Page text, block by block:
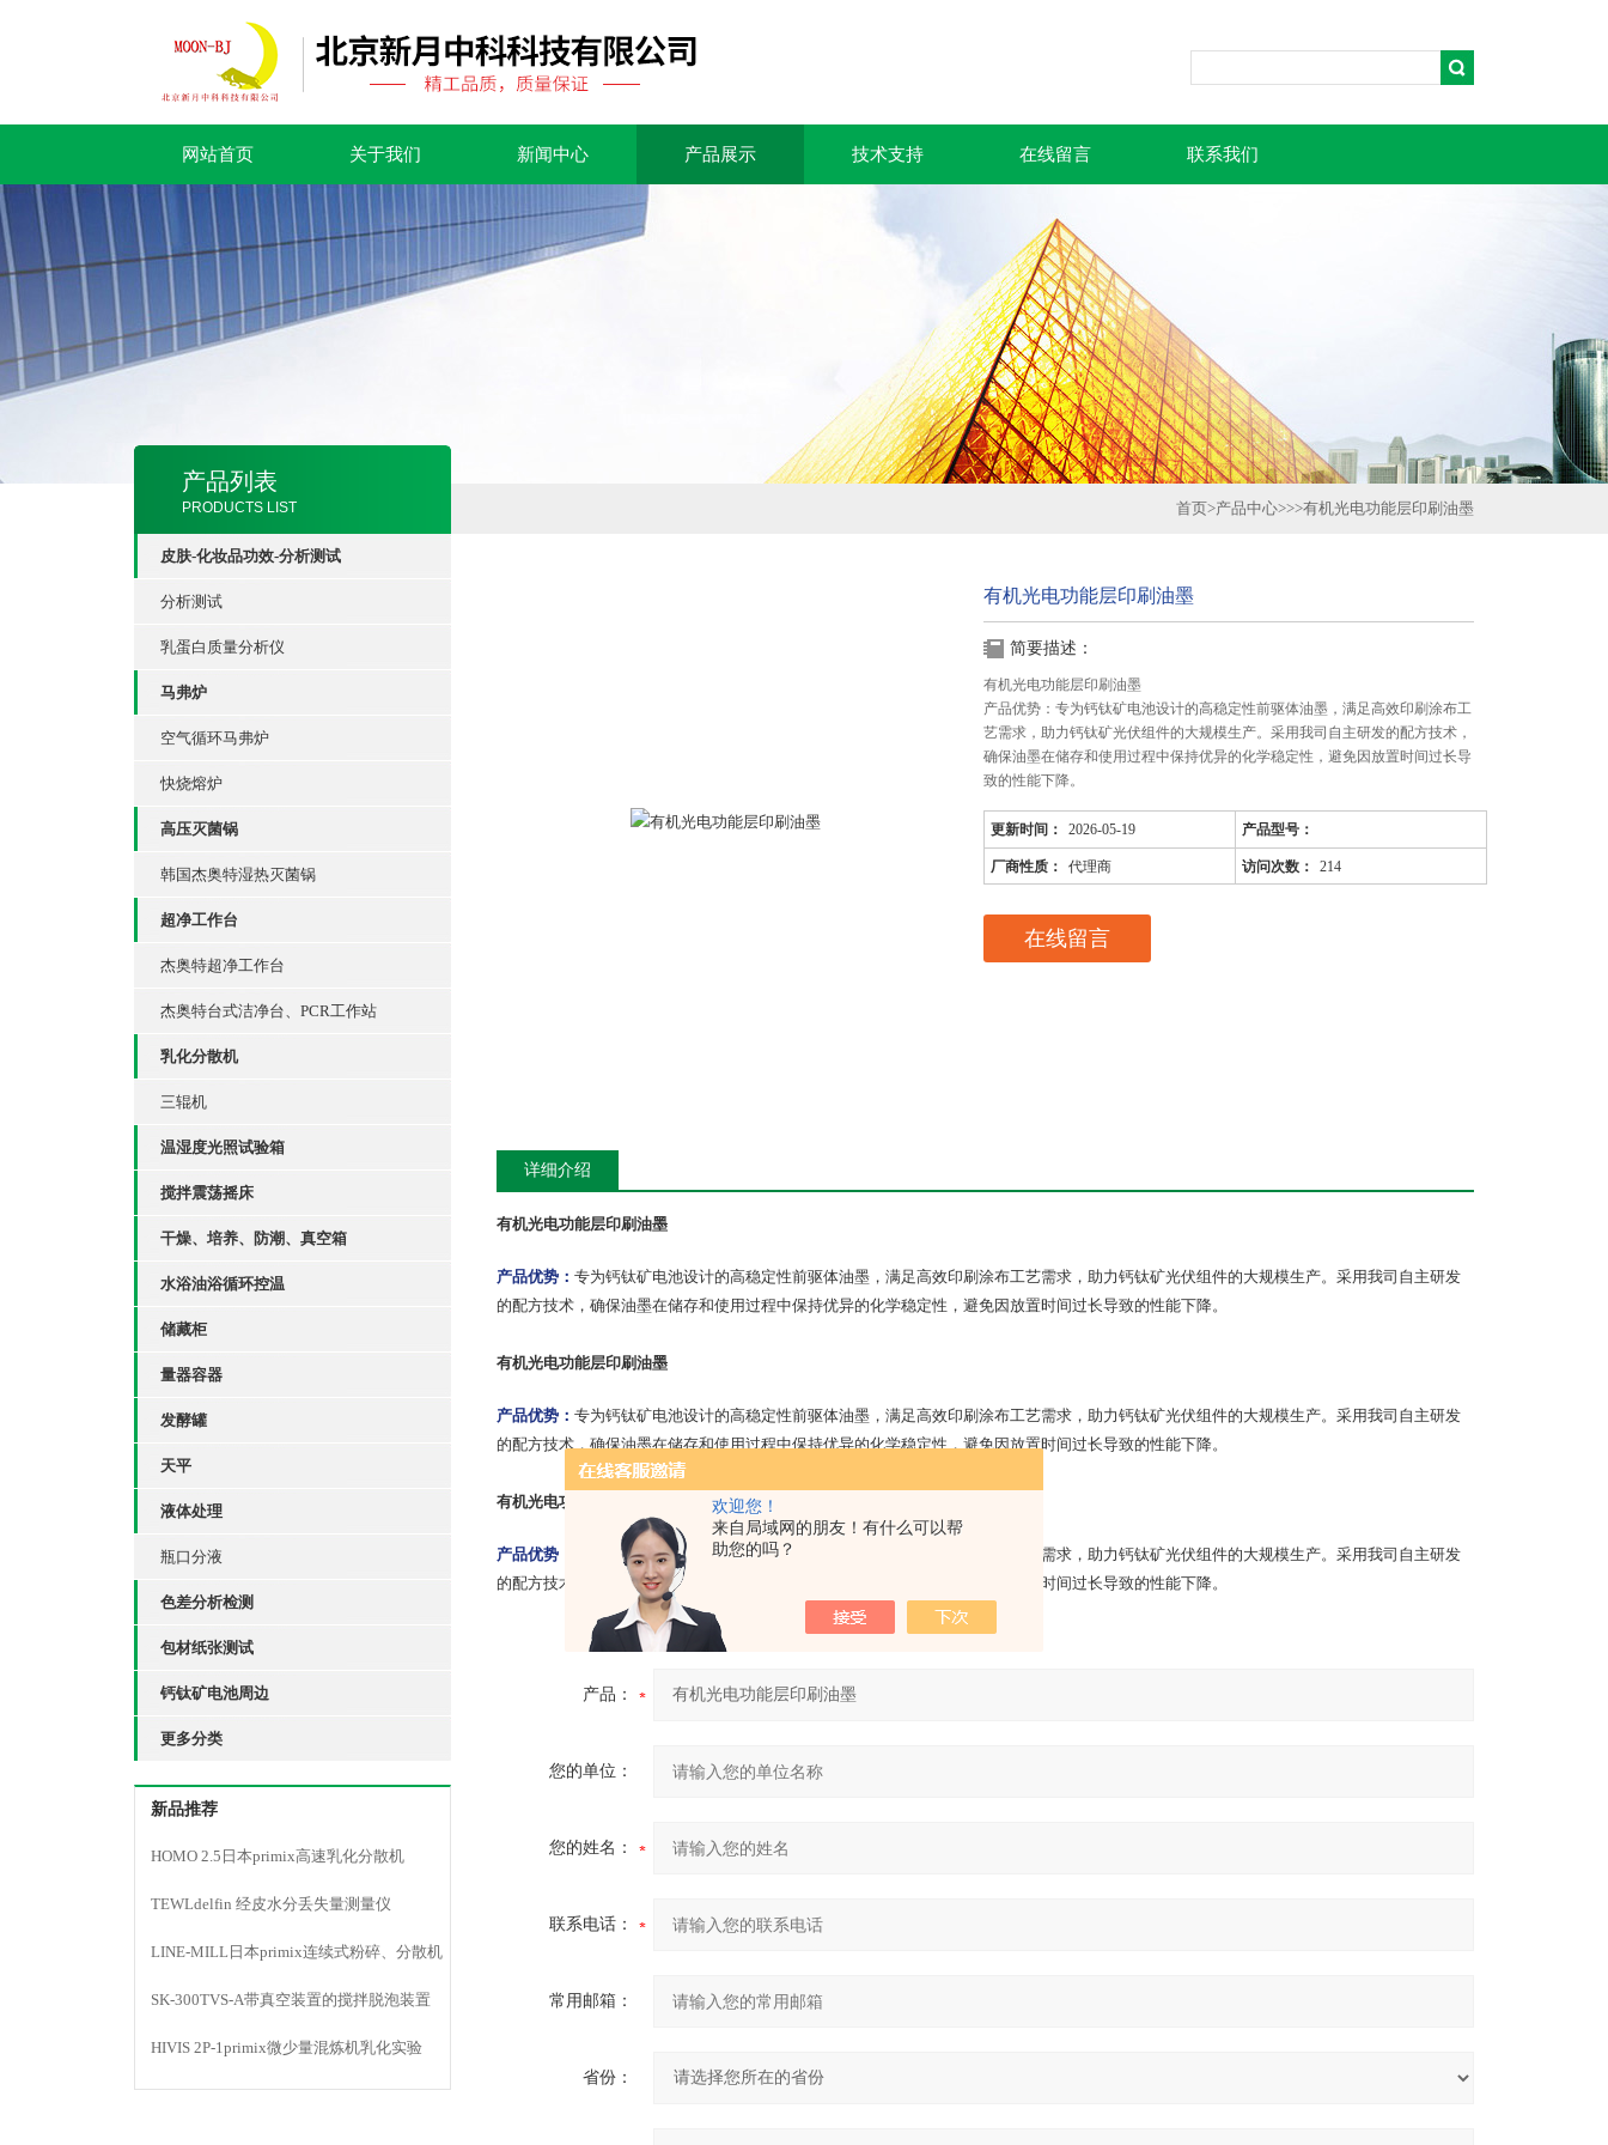
欢迎您！
来自局域网的朋友！有什么可以帮
助您的吗？
网站首页 关于我们 新闻中心 产品展示 技术支持 在线留言 联系我们
产品列表
PRODUCTS LIST
皮肤-化妆品功效-分析测试
分析测试
乳蛋白质量分析仪
马弗炉
空气循环马弗炉
快烧熔炉
高压灭菌锅
韩国杰奥特湿热灭菌锅
超净工作台
杰奥特超净工作台
杰奥特台式洁净台、PCR工作站
乳化分散机
三辊机
温湿度光照试验箱
搅拌震荡摇床
干燥、培养、防潮、真空箱
水浴油浴循环控温
储藏柜
量器容器
发酵罐
天平
液体处理
瓶口分液
色差分析检测
包材纸张测试
钙钛矿电池周边
更多分类
新品推荐
HOMO 2.5日本primix高速乳化分散机
TEWLdelfin 经皮水分丢失量测量仪
LINE-MILL日本primix连续式粉碎、分散机
LINE MILL
SK-300TVS-A带真空装置的搅拌脱泡装置
HIVIS 2P-1primix微少量混炼机乳化实验
首页>产品中心>>>有机光电功能层印刷油墨
有机光电功能层印刷油墨
简要描述：
有机光电功能层印刷油墨
产品优势：专为钙钛矿电池设计的高稳定性前驱体油墨，满足高效印刷涂布工
艺需求，助力钙钛矿光伏组件的大规模生产。采用我司自主研发的配方技术，
确保油墨在储存和使用过程中保持优异的化学稳定性，避免因放置时间过长导
致的性能下降。
更新时间： 2026-05-19 产品型号：
厂商性质： 代理商 访问次数： 214
在线留言
详细介绍
有机光电功能层印刷油墨
产品优势： 专为钙钛矿电池设计的高稳定性前驱体油墨，满足高效印刷涂布工艺需求，助力钙钛矿光伏组件的大规模生产。采用我司自主研发
的配方技术，确保油墨在储存和使用过程中保持优异的化学稳定性，避免因放置时间过长导致的性能下降。
有机光电功能层印刷油墨
产品优势： 专为钙钛矿电池设计的高稳定性前驱体油墨，满足高效印刷涂布工艺需求，助力钙钛矿光伏组件的大规模生产。采用我司自主研发
的配方技术，确保油墨在储存和使用过程中保持优异的化学稳定性，避免因放置时间过长导致的性能下降。
有机光电功能层印刷油墨
产品优势：
专为钙钛矿电池设计的高稳定性前驱体油墨，满足高效印刷涂布工艺需求，助力钙钛矿光伏组件的大规模生产。采用我司自主研发
的配方技术，确保油墨在储存和使用过程中保持优异的化学稳定性，避免因放置时间过长导致的性能下降。
产品：
您的单位：
您的姓名：
联系电话：
常用邮箱：
省份：